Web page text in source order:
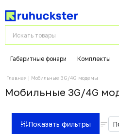
Габаритные фонари Комплекты
Главная Мобильные 3G/4G модемы
Мобильные 3G/4G
Показать фильтры